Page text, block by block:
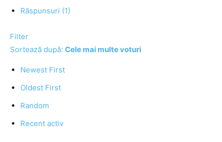
Răspunsuri (1)
Filter
Sortează după: Cele mai multe voturi
Newest First
Oldest First
Random
Recent activ